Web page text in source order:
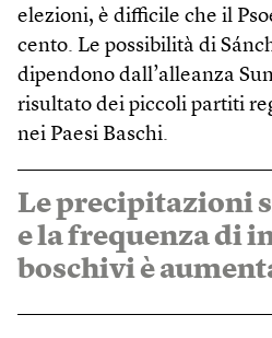
elezioni, è difficile che il
cento. Le possibilità di
dipendono dall’alleanza
risultato dei piccoli partiti
nei Paesi Baschi.
Le precipitazioni
e la frequenza di
boschivi è